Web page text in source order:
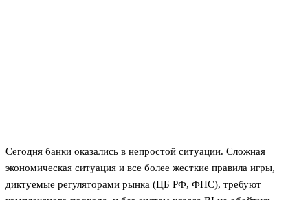
Сегодня банки оказались в непростой ситуации. Сложная
экономическая ситуация и все более жесткие правила игры,
диктуемые регуляторами рынка (ЦБ РФ, ФНС), требуют